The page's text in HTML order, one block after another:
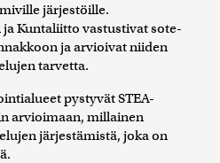
järjestöille.
Kuntaliitto vastustivat sote-
ja arvioivat niiden
tarvetta.
pystyvät STEA-
arvioimaan, millainen
järjestämistä, joka on